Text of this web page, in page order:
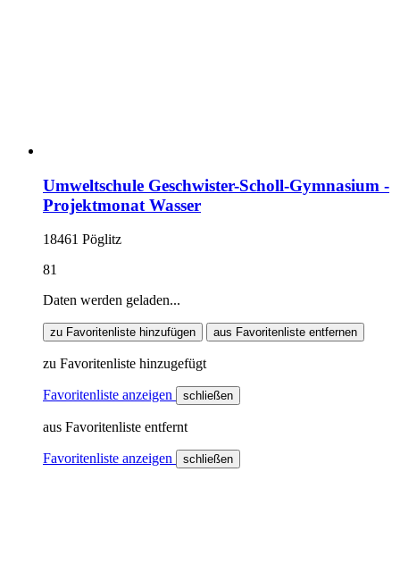
Umweltschule Geschwister-Scholl-Gymnasium -
Projektmonat Wasser
18461 Pöglitz
81
Daten werden geladen...
zu Favoritenliste hinzufügen aus Favoritenliste entfernen
zu Favoritenliste hinzugefügt
Favoritenliste anzeigen schließen
aus Favoritenliste entfernt
Favoritenliste anzeigen schließen